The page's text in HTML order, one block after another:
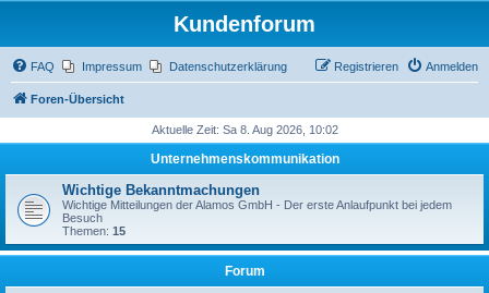
Kundenforum
FAQ Impressum Datenschutzerklärung Anmelden
Registrieren
Foren-Übersicht
Aktuelle Zeit: Sa 8. Aug 2026, 10:02
Unternehmenskommunikation
Wichtige Bekanntmachungen
Wichtige Mitteilungen der Alamos GmbH - Der erste Anlaufpunkt bei jedem
Besuch
Themen: 15
Forum